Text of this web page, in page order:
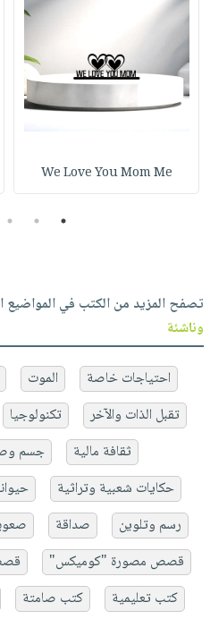
We Love You Mom Me
1
2
3
تصفح المزيد من الكتب في المواضيع
وناشئة
احتياجات خاصة الموت
تقبل الذات والآخر
تكنولوجيا
ثقافة مالية
جسم
حكايات شعبية وتراثية
رسم وتلوين
صداقة
قصص مصورة "كوميكس"
كتب تعليمية
كتب صامتة